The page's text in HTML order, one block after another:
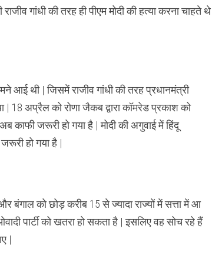
गांधी की तरह ही पीएम मोदी की हत्या करना चाहते थे
आई थी | जिसमें राजीव गांधी की तरह प्रधानमंत्री
18 अप्रैल को रोणा जैकब द्वारा कॉमरेड प्रकाश को
काफी जरूरी हो गया है | मोदी की अगुवाई में हिंदू
हो गया है |
बंगाल को छोड़ करीब 15 से ज्यादा राज्यों में सत्ता में आ
पार्टी को खतरा हो सकता है | इसलिए वह सोच रहे हैं
|